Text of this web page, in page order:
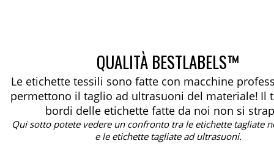
QUALITÀ BESTLABELS™
Le etichette tessili sono fatte con macchine
permettono il taglio ad ultrasuoni del materiale! Il
bordi delle etichette fatte da noi non si
Qui sotto potete vedere un confronto tra le etichette tagliate
e le etichette tagliate ad ultrasuoni.